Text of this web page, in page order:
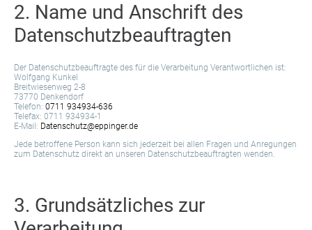
2. Name und Anschrift des
Datenschutzbeauftragten
Der Datenschutzbeauftragte des für die Verarbeitung Verantwortlichen ist:
Wolfgang Kunkel
Breitwiesenweg 2-8
73770 Denkendorf
Telefon: 0711 934934-636
Telefax: 0711 934934-1
E-Mail: Datenschutz@eppinger.de
Jede betroffene Person kann sich jederzeit bei allen Fragen und Anregungen
zum Datenschutz direkt an unseren Datenschutzbeauftragten wenden.
3. Grundsätzliches zur